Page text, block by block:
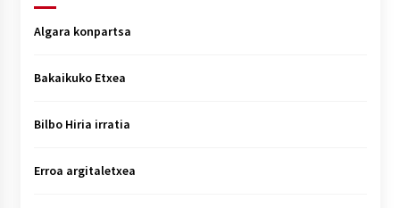
Algara konpartsa
Bakaikuko Etxea
Bilbo Hiria irratia
Erroa argitaletxea